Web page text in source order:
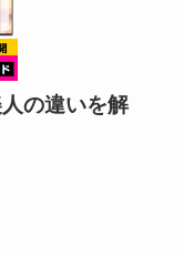
の違いを解